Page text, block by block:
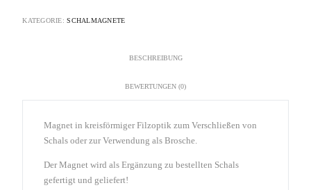
KATEGORIE:SCHALMAGNETE
BESCHREIBUNG
BEWERTUNGEN (0)
Magnet in kreisförmiger Filzoptik zum Verschließen von
Schals oder zur Verwendung als Brosche.
Der Magnet wird als Ergänzung zu bestellten Schals
gefertigt und geliefert!